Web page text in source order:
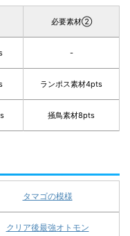
必要素材②
-
ランポス素材4pts
掻鳥素材8pts
タマゴの模様
クリア後最強オトモン